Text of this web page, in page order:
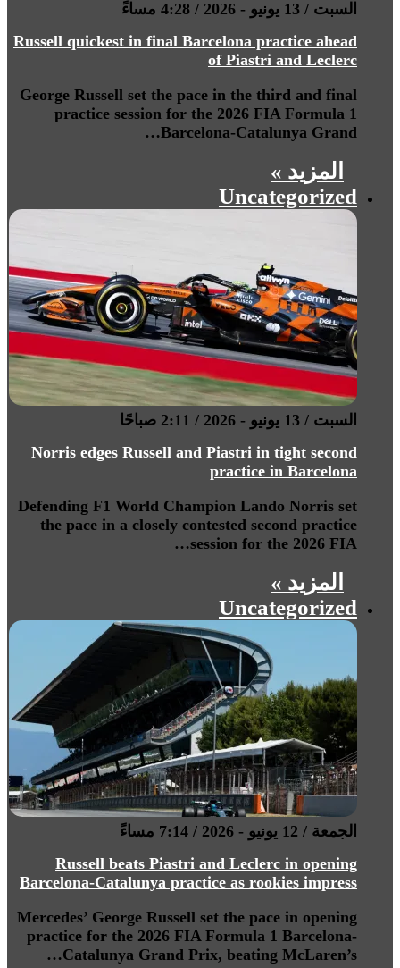
السبت / 13 يونيو - 2026 / 4:28 مساءً
Russell quickest in final Barcelona practice ahead
of Piastri and Leclerc
George Russell set the pace in the third and final
practice session for the 2026 FIA Formula 1
Barcelona-Catalunya Grand…
المزيد »
Uncategorized
السبت / 13 يونيو - 2026 / 2:11 صباحًا
Norris edges Russell and Piastri in tight second
practice in Barcelona
Defending F1 World Champion Lando Norris set
the pace in a closely contested second practice
session for the 2026 FIA…
المزيد »
Uncategorized
الجمعة / 12 يونيو - 2026 / 7:14 مساءً
Russell beats Piastri and Leclerc in opening
Barcelona-Catalunya practice as rookies impress
Mercedes’ George Russell set the pace in opening
practice for the 2026 FIA Formula 1 Barcelona-
Catalunya Grand Prix, beating McLaren’s…